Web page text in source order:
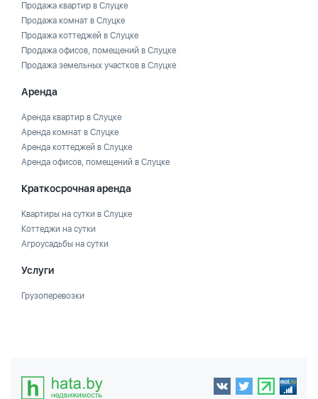
Продажа квартир в Слуцке
Продажа комнат в Слуцке
Продажа коттеджей в Слуцке
Продажа офисов, помещений в Слуцке
Продажа земельных участков в Слуцке
Аренда
Аренда квартир в Слуцке
Аренда комнат в Слуцке
Аренда коттеджей в Слуцке
Аренда офисов, помещений в Слуцке
Краткосрочная аренда
Квартиры на сутки в Слуцке
Коттеджи на сутки
Агроусадьбы на сутки
Услуги
Грузоперевозки